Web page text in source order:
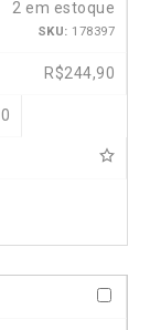
2 em estoque
SKU: 178397
R$244,90
0